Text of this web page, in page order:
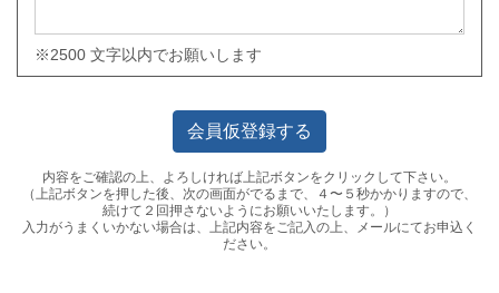
※2500 文字以内でお願いします
内容をご確認の上、よろしければ上記ボタンをクリックして下さい。
（上記ボタンを押した後、次の画面がでるまで、４〜５秒かかりますので、
続けて２回押さないようにお願いいたします。）
入力がうまくいかない場合は、上記内容をご記入の上、メールにてお申込く
ださい。